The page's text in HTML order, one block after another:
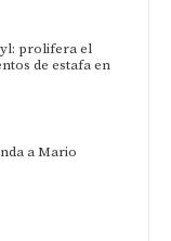
prolifera el
de estafa en
a Mario